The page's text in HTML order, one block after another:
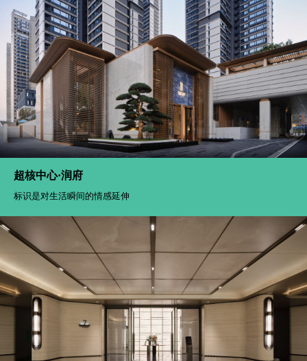
超核中心·润府
标识是对生活瞬间的情感延伸